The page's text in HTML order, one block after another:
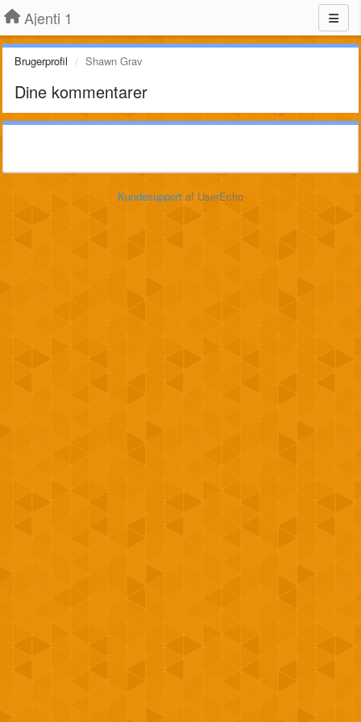
Ajenti 1
Brugerprofil Shawn Grav
Dine kommentarer
Kundesupport af UserEcho